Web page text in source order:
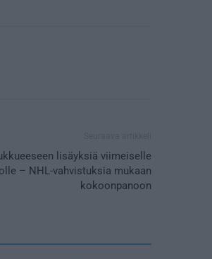
lisäyksiä viimeiselle
– NHL-vahvistuksia mukaan
kokoonpanoon